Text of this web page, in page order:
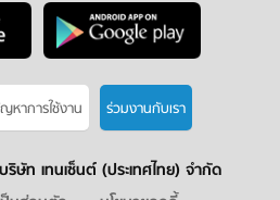
หาการใช้งาน ร่วมงานกับเรา
ษัท เทนเซ็นต์ (ประเทศไทย) จำกัด